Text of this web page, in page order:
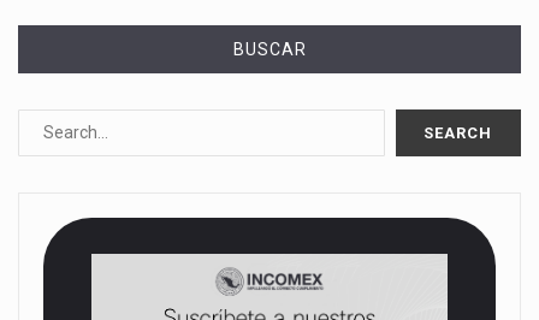
BUSCAR